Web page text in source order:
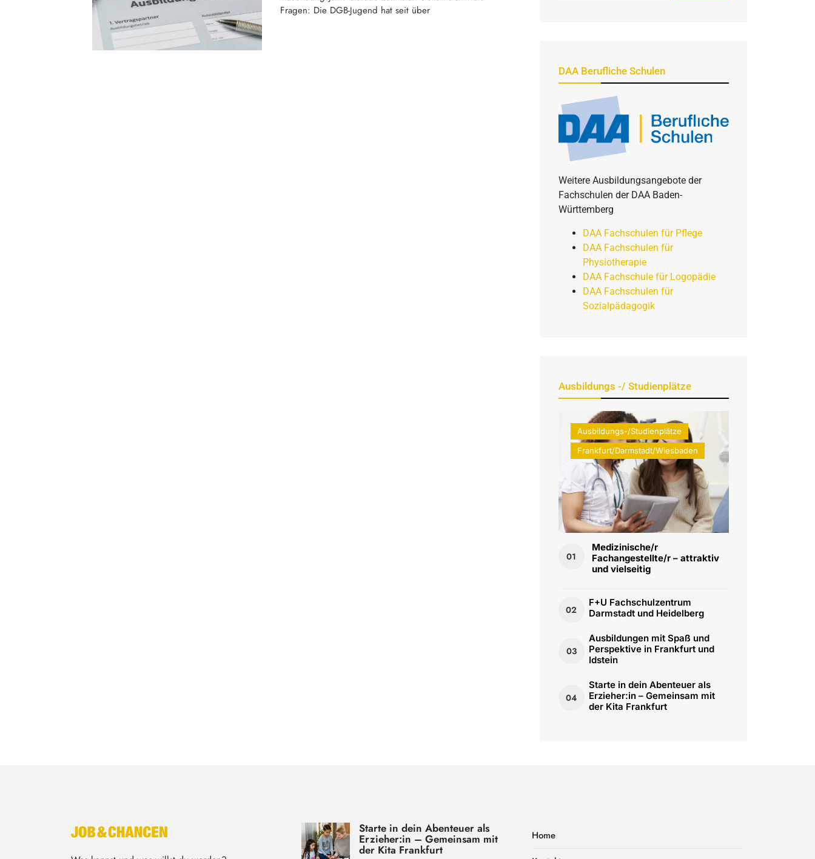
Fragen: Die DGB-Jugend hat seit über
DAA Berufliche Schulen
Weitere Ausbildungsangebote der
Fachschulen der DAA Baden-
Württemberg
DAA Fachschulen für Pflege
DAA Fachschulen für
Physiotherapie
DAA Fachschule für Logopädie
DAA Fachschulen für
Sozialpädagogik
Ausbildungs -/ Studienplätze
Ausbildungs-/Studienplätze
Frankfurt/Darmstadt/Wiesbaden
01
Medizinische/r
Fachangestellte/r – attraktiv
und vielseitig
02
F+U Fachschulzentrum
Darmstadt und Heidelberg
03
Ausbildungen mit Spaß und
Perspektive in Frankfurt und
Idstein
04
Starte in dein Abenteuer als
Erzieher:in – Gemeinsam mit
der Kita Frankfurt
Starte in dein Abenteuer als
Erzieher:in – Gemeinsam mit
der Kita Frankfurt
Home